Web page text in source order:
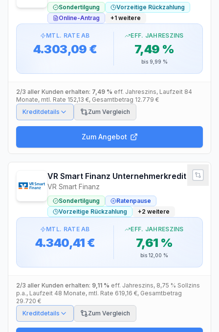
Sondertilgung
Vorzeitige Rückzahlung
Online-Antrag
+1 weitere
MTL. RATE AB
4.303,09 €
EFF. JAHRESZINS
7,49 %
bis 9,99 %
2/3 aller Kunden erhalten: 7,49 % eff. Jahreszins, Laufzeit 84
Monate, mtl. Rate 152,13 €, Gesamtbetrag 12.779 €
Kreditdetails
Zum Vergleich
Zum Angebot
VR Smart Finanz Unternehmerkredit
VR Smart Finanz
Sondertilgung
Ratenpause
Vorzeitige Rückzahlung
+2 weitere
MTL. RATE AB
4.340,41 €
EFF. JAHRESZINS
7,61 %
bis 12,00 %
2/3 aller Kunden erhalten: 9,11 % eff. Jahreszins, 8,75 % Sollzins
p.a., Laufzeit 48 Monate, mtl. Rate 619,16 €, Gesamtbetrag
29.720 €
Kreditdetails
Zum Vergleich